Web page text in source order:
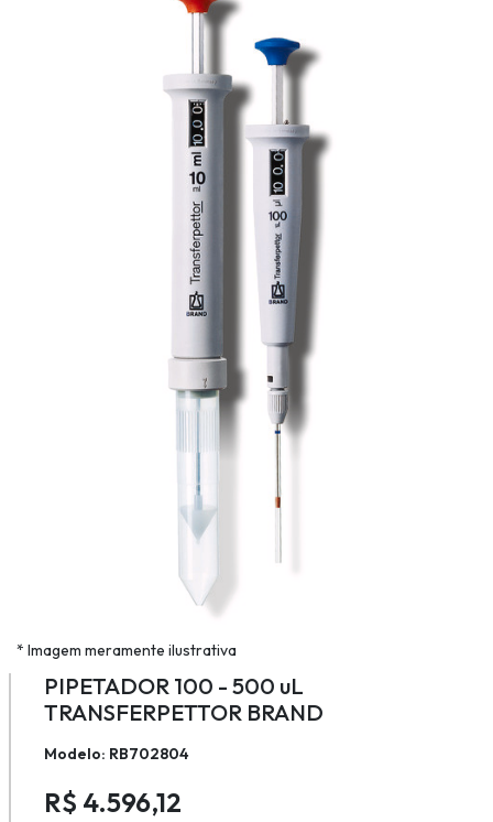
* Imagem meramente ilustrativa
PIPETADOR 100 - 500 uL
TRANSFERPETTOR BRAND
Modelo: RB702804
R$ 4.596,12